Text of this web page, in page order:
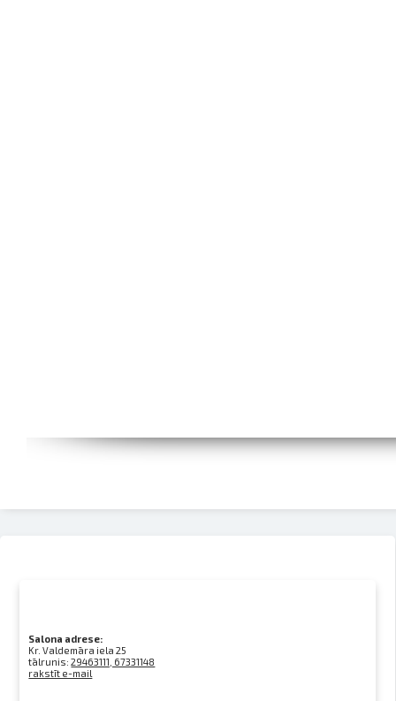
Salona adrese:
Kr. Valdemāra iela 25
tālrunis:29463111, 67331148
rakstīt e-mail